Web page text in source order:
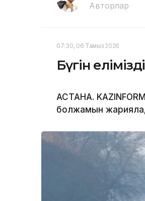
Авторлар
07:30, 06 Тамыз 2026
Бүгін
АСТАНА.
болжамын